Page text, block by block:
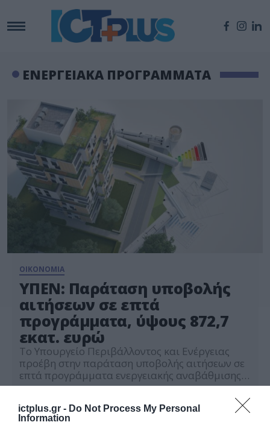
ictplus.gr - Do Not Process My Personal
Information
ΕΝΕΡΓΕΙΑΚΑ ΠΡΟΓΡΑΜΜΑΤΑ
ΟΙΚΟΝΟΜΙΑ
ΥΠΕΝ: Παράταση υποβολής
αιτήσεων σε επτά
προγράμματα, ύψους 872,7
εκατ. ευρώ
Το Υπουργείο Περιβάλλοντος και Ενέργειας
προέβη στην παράταση υποβολής αιτήσεων σε
επτά προγράμματα ενεργειακής αναβάθμισης.
Συγκεκριμένα, για το πρόγραμμα «Εξοικονομώ
2025» η υποβολή αιτήσεων παρατείνεται έως
τις 13 Απριλίου του 2025. Επιπλέον, για τα
προγράμματα «Αλλάζω Σύστημα Θέρμανσης